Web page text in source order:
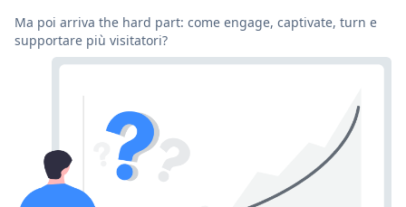
Ma poi arriva the hard part: come engage, captivate, turn e
supportare più visitatori?